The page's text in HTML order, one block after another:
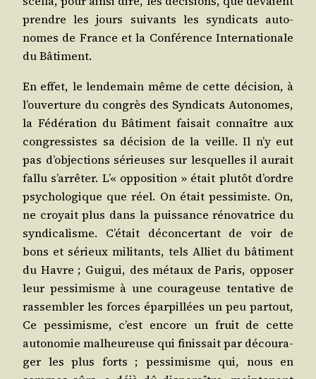
prendre les jours sui­vants les syn­di­cats auto­
nomes de France et la Confé­rence Inter­na­tio­nale
du Bâtiment.
En effet, le len­de­main même de cette déci­sion, à
l’ouverture du congrès des Syn­di­cats Auto­nomes,
la Fédé­ra­tion du Bâti­ment fai­sait connaître aux
congres­sistes sa déci­sion de la veille. Il n’y eut
pas d’objections sérieuses sur les­quelles il aurait
fal­lu s’arrêter. L’« oppo­si­tion » était plu­tôt d’ordre
psy­cho­lo­gique que réel. On était pes­si­miste. On,
ne croyait plus dans la puis­sance réno­va­trice du
syn­di­ca­lisme. C’était décon­cer­tant de voir de
bons et sérieux mili­tants, tels Alliet du bâti­ment
du Havre ; Gui­gui, des métaux de Paris, oppo­ser
leur pes­si­misme à une cou­ra­geuse ten­ta­tive de
ras­sem­bler les forces épar­pillées un peu par­tout,
Ce pes­si­misme, c’est encore un fruit de cette
auto­no­mie mal­heu­reuse qui finis­sait par décou­ra­
ger les plus forts ; pes­si­misme qui, nous en